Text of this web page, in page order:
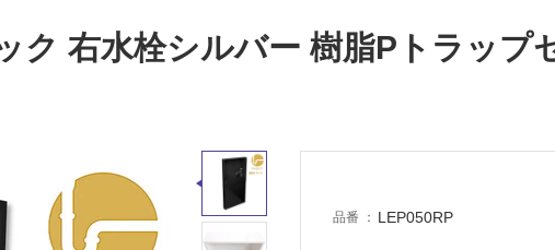
ク 右水栓シルバー 樹脂Pトラップ
品番 LEP050RP